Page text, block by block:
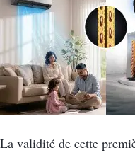
La validité de cette